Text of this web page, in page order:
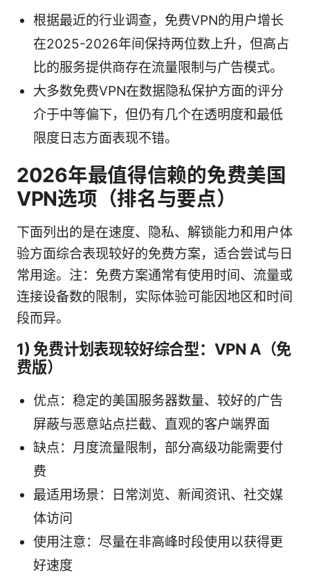
根据最近的行业调查，免费VPN的用户增长
在2025-2026年间保持两位数上升，但高占
比的服务提供商存在流量限制与广告模式。
大多数免费VPN在数据隐私保护方面的评分
介于中等偏下，但仍有几个在透明度和最低
限度日志方面表现不错。
2026年最值得信赖的免费美国
VPN选项（排名与要点）
下面列出的是在速度、隐私、解锁能力和用户体
验方面综合表现较好的免费方案，适合尝试与日
常用途。注：免费方案通常有使用时间、流量或
连接设备数的限制，实际体验可能因地区和时间
段而异。
1) 免费计划表现较好综合型：VPN A（免
费版）
优点：稳定的美国服务器数量、较好的广告
屏蔽与恶意站点拦截、直观的客户端界面
缺点：月度流量限制，部分高级功能需要付
费
最适用场景：日常浏览、新闻资讯、社交媒
体访问
使用注意：尽量在非高峰时段使用以获得更
好速度